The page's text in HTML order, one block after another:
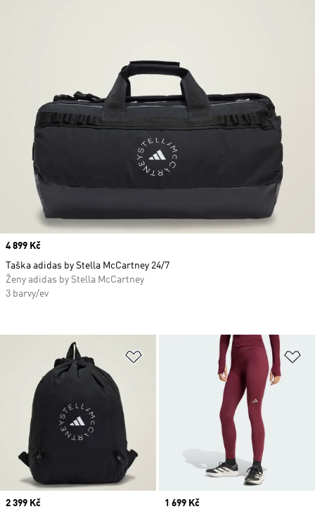
Přidat do seznamu přání
Price
2 399 Kč
Price
1 699 Kč
Price
4 899 Kč
Taška adidas by Stella McCartney 24/7
Ženy adidas by Stella McCartney
3 barvy/ev